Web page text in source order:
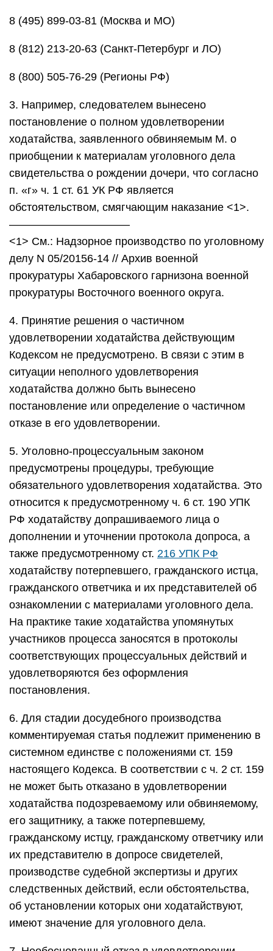
8 (495) 899-03-81 (Москва и МО)
8 (812) 213-20-63 (Санкт-Петербург и ЛО)
8 (800) 505-76-29 (Регионы РФ)
3. Например, следователем вынесено
постановление о полном удовлетворении
ходатайства, заявленного обвиняемым М. о
приобщении к материалам уголовного дела
свидетельства о рождении дочери, что согласно
п. «г» ч. 1 ст. 61 УК РФ является
обстоятельством, смягчающим наказание <1>.
———————————
<1> См.: Надзорное производство по уголовному
делу N 05/20156-14 // Архив военной
прокуратуры Хабаровского гарнизона военной
прокуратуры Восточного военного округа.
4. Принятие решения о частичном
удовлетворении ходатайства действующим
Кодексом не предусмотрено. В связи с этим в
ситуации неполного удовлетворения
ходатайства должно быть вынесено
постановление или определение о частичном
отказе в его удовлетворении.
5. Уголовно-процессуальным законом
предусмотрены процедуры, требующие
обязательного удовлетворения ходатайства. Это
относится к предусмотренному ч. 6 ст. 190 УПК
РФ ходатайству допрашиваемого лица о
дополнении и уточнении протокола допроса, а
также предусмотренному ст. 216 УПК РФ
ходатайству потерпевшего, гражданского истца,
гражданского ответчика и их представителей об
ознакомлении с материалами уголовного дела.
На практике такие ходатайства упомянутых
участников процесса заносятся в протоколы
соответствующих процессуальных действий и
удовлетворяются без оформления
постановления.
6. Для стадии досудебного производства
комментируемая статья подлежит применению в
системном единстве с положениями ст. 159
настоящего Кодекса. В соответствии с ч. 2 ст. 159
не может быть отказано в удовлетворении
ходатайства подозреваемому или обвиняемому,
его защитнику, а также потерпевшему,
гражданскому истцу, гражданскому ответчику или
их представителю в допросе свидетелей,
производстве судебной экспертизы и других
следственных действий, если обстоятельства,
об установлении которых они ходатайствуют,
имеют значение для уголовного дела.